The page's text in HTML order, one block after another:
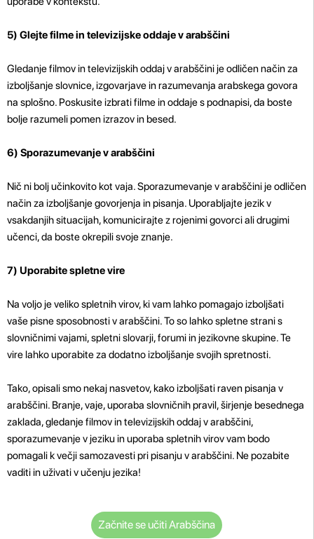
5) Glejte filme in televizijske oddaje v arabščini
Gledanje filmov in televizijskih oddaj v arabščini je odličen način za
izboljšanje slovnice, izgovarjave in razumevanja arabskega govora
na splošno. Poskusite izbrati filme in oddaje s podnapisi, da boste
bolje razumeli pomen izrazov in besed.
6) Sporazumevanje v arabščini
Nič ni bolj učinkovito kot vaja. Sporazumevanje v arabščini je odličen
način za izboljšanje govorjenja in pisanja. Uporabljajte jezik v
vsakdanjih situacijah, komunicirajte z rojenimi govorci ali drugimi
učenci, da boste okrepili svoje znanje.
7) Uporabite spletne vire
Na voljo je veliko spletnih virov, ki vam lahko pomagajo izboljšati
vaše pisne sposobnosti v arabščini. To so lahko spletne strani s
slovničnimi vajami, spletni slovarji, forumi in jezikovne skupine. Te
vire lahko uporabite za dodatno izboljšanje svojih spretnosti.
Tako, opisali smo nekaj nasvetov, kako izboljšati raven pisanja v
arabščini. Branje, vaje, uporaba slovničnih pravil, širjenje besednega
zaklada, gledanje filmov in televizijskih oddaj v arabščini,
sporazumevanje v jeziku in uporaba spletnih virov vam bodo
pomagali k večji samozavesti pri pisanju v arabščini. Ne pozabite
vaditi in uživati v učenju jezika!
Začnite se učiti Arabščina